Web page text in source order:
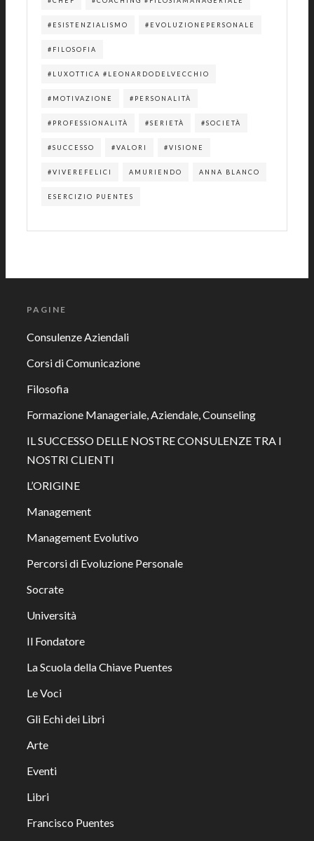
#ESISTENZIALISMO #EVOLUZIONEPERSONALE
#FILOSOFIA
#LUXOTTICA #LEONARDODELVECCHIO
#MOTIVAZIONE #PERSONALITÀ
#PROFESSIONALITÀ #SERIETÀ #SOCIETÀ
#SUCCESSO #VALORI #VISIONE
#VIVEREFELICI AMURIENDO ANNA BLANCO
ESERCIZIO PUENTES
PAGINE
Consulenze Aziendali
Corsi di Comunicazione
Filosofia
Formazione Manageriale, Aziendale, Counseling
IL SUCCESSO DELLE NOSTRE CONSULENZE TRA I
NOSTRI CLIENTI
L’ORIGINE
Management
Management Evolutivo
Percorsi di Evoluzione Personale
Socrate
Università
Il Fondatore
La Scuola della Chiave Puentes
Le Voci
Gli Echi dei Libri
Arte
Eventi
Libri
Francisco Puentes